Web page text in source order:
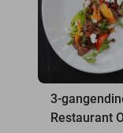
3-
Restaurant